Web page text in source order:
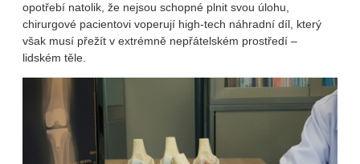
opotřebí natolik, že nejsou schopné plnit svou úlohu,
chirurgové pacientovi voperují high-tech náhradní díl, který
však musí přežít v extrémně nepřátelském prostředí –
lidském těle.